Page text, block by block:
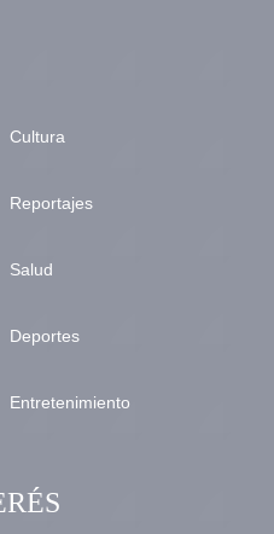
Cultura
Reportajes
Salud
Deportes
Entretenimiento